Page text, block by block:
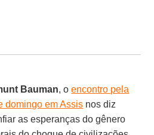
Bauman, oencontro pela
domingo em Assis nos diz
as esperanças do gênero